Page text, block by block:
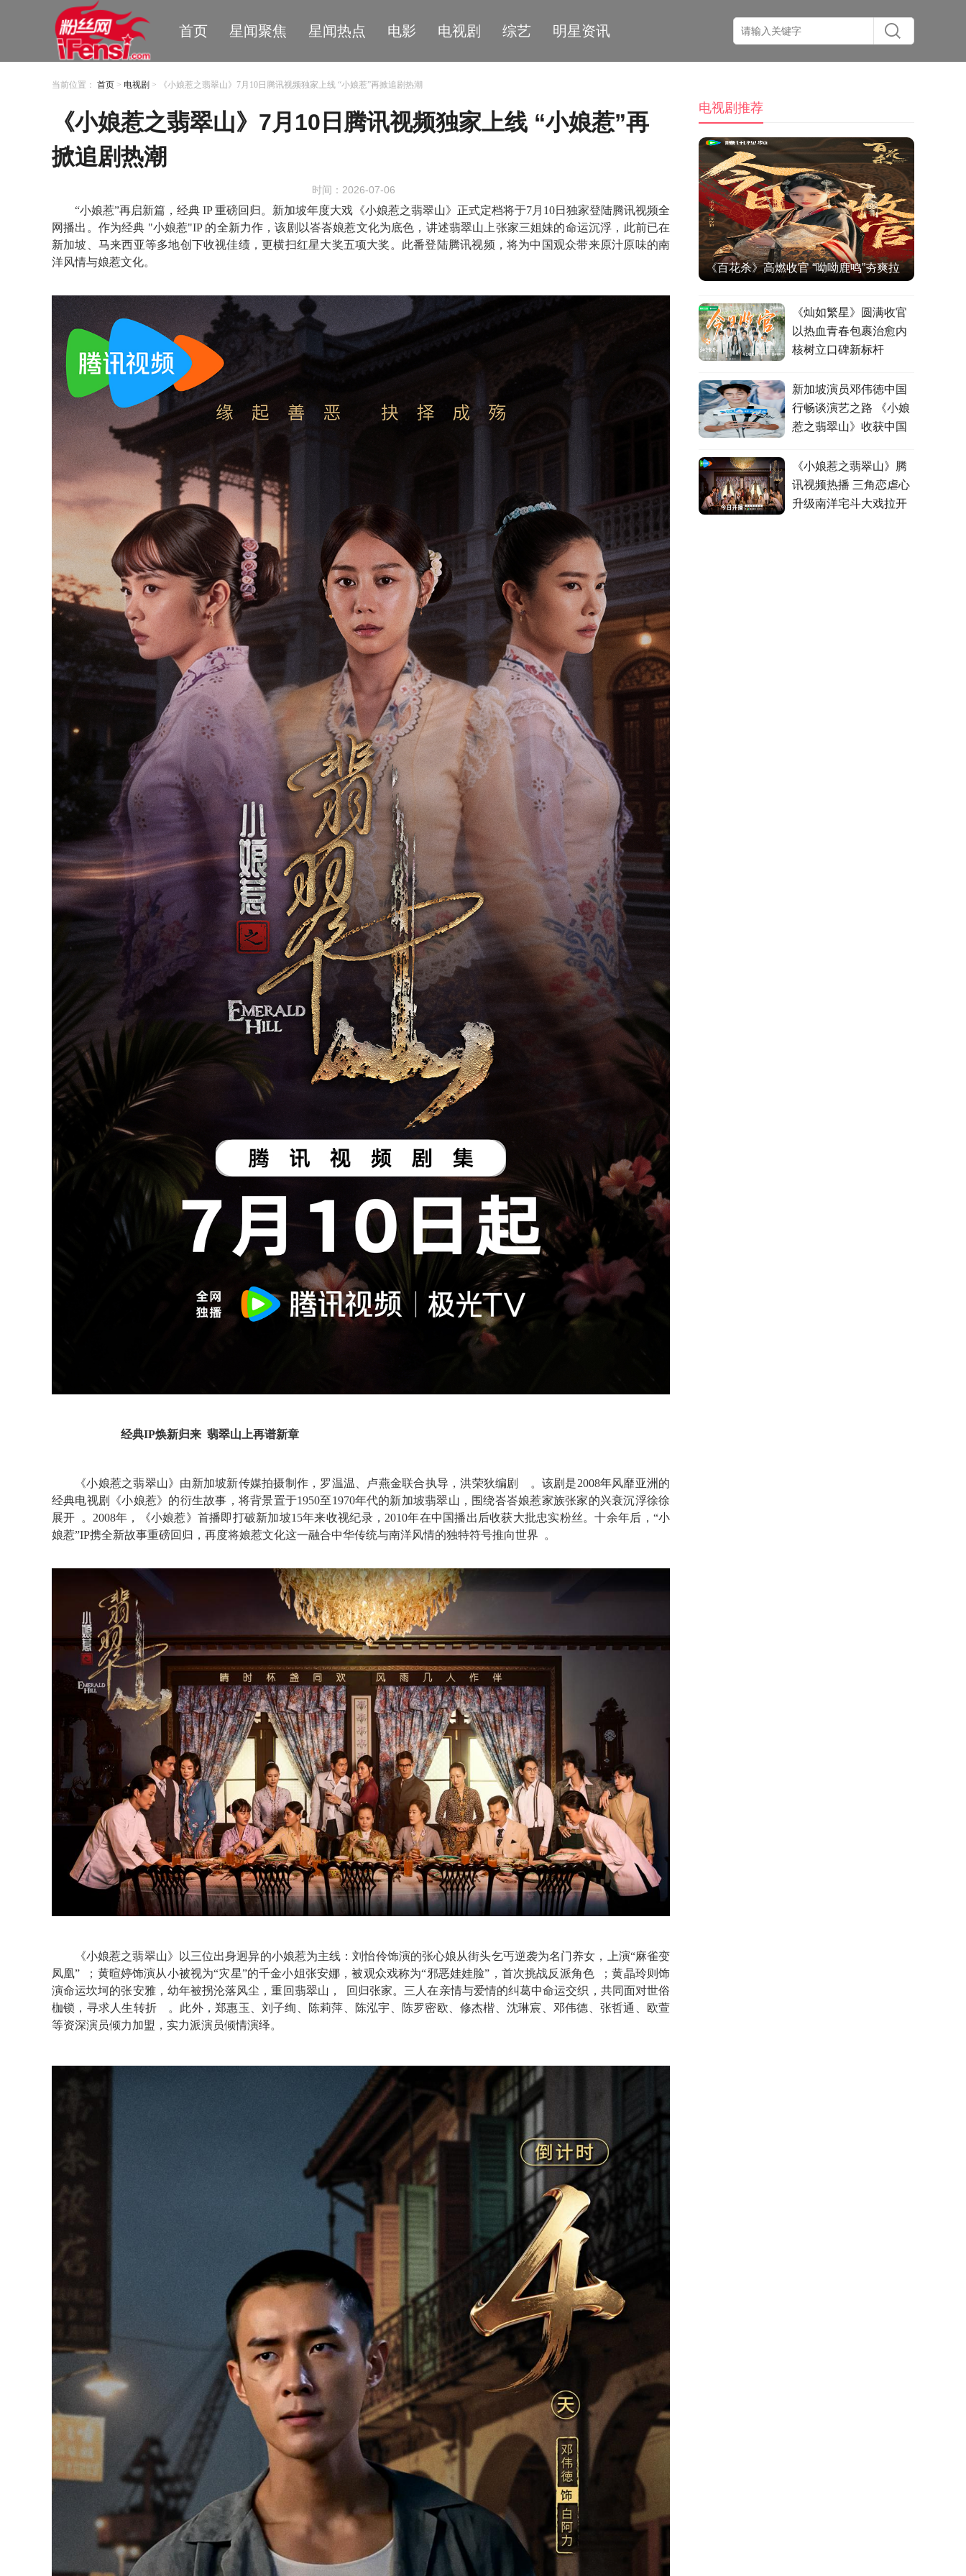
首页 星闻聚焦 星闻热点 电影 电视剧 综艺 明星资讯
当前位置： 首页 > 电视剧 > 《小娘惹之翡翠山》7月10日腾讯视频独家上线 “小娘惹”再掀追剧热潮
《小娘惹之翡翠山》7月10日腾讯视频独家上线 “小娘惹”再
掀追剧热潮
时间：2026-07-06
“小娘惹”再启新篇，经典 IP 重磅回归。新加坡年度大戏 《小娘惹之翡翠山》正式定档将于7月10日 独家登陆腾讯视频全
网播出。作为经典 "小娘惹"IP 的全新力作，该剧以峇峇娘惹文化为底色，讲述翡翠山 上张家三姐妹的命运沉浮，此前已在
新加坡、马来西亚等多地创下收视佳绩，更横扫红星大奖五项大奖。此番登陆腾讯视频，将为中国观众带来原汁原味的南
洋风情与娘惹文化。
经典IP焕新归来 翡翠山上再谱新章
《小娘惹之翡翠山》由新加坡新传媒拍摄制作，罗温温、卢燕金联合执导，洪荣狄编剧 。该剧是2008年风靡亚洲的
经典电视剧《小娘惹》的衍生故事，将背景置于1950至1970年代的新加坡翡翠山，围绕峇峇娘惹家族张家的兴衰沉浮徐徐
展开
。 2008年，《小娘惹》首播即打破新加坡15年来收视纪录， 2010年在中国播出后收获大批忠实粉丝。十余年后，“小
娘惹”IP携全新故事重磅回归，再度将娘惹文化这一融合中华传统与南洋风情的独特符号推向世界
。
《小娘惹之翡翠山》 以三位出身迥异的小娘惹为主线：刘怡伶饰演的张心娘从街头乞丐逆袭为名门养女，上演“麻雀变
凤凰”
；黄暄婷饰演从小被视为“灾星”的千金小姐张安娜，被观众戏称为“邪恶娃娃脸” ，首次挑战反派角色
；黄晶玲则饰
演命运坎坷的张安雅，幼年被拐沦落风尘 ，重回翡翠山， 回归张家。三人在亲情与爱情的纠葛中命运交织，共同面对世俗
枷锁，寻求人生转折
。此外，郑惠玉、刘子绚、陈莉萍、陈泓宇、陈罗密欧、修杰楷、沈琳宸、邓伟德、张哲通、欧萱
等资深演员倾力加盟， 实力派演员倾情演绎。
电视剧推荐
《百花杀》高燃收官 “呦呦鹿鸣”夯爽拉
《灿如繁星》圆满收官
以热血青春包裹治愈内
核树立口碑新标杆
新加坡演员邓伟徳中国
行畅谈演艺之路 《小娘
惹之翡翠山》收获中国
《小娘惹之翡翠山》腾
讯视频热播 三角恋虐心
升级南洋宅斗大戏拉开